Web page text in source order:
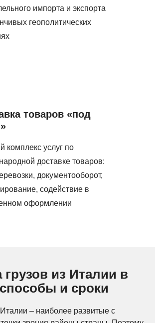
импорта и экспорта
геополитических
товаров «под
комплекс услуг по
доставке товаров:
документооборот,
содействие в
оформлении
грузов из Италии в
и сроки
– наиболее развитые с